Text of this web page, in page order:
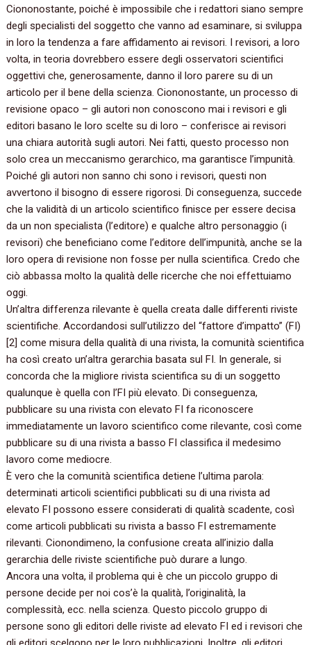
‬Ciononostante,‭ ‬poiché è impossibile che i redattori siano sempre
degli specialisti del soggetto che vanno ad esaminare,‭ ‬si sviluppa
in loro la tendenza a fare affidamento ai revisori.‭ ‬I revisori,‭ ‬a loro
volta,‭ ‬in teoria dovrebbero essere degli osservatori scientifici
oggettivi che,‭ ‬generosamente,‭ ‬danno il loro parere su di un
articolo per il bene della scienza.‭ ‬Ciononostante,‭ ‬un processo di
revisione opaco‭ – ‬gli autori non conoscono mai i revisori e gli
editori basano le loro scelte su di loro‭ – ‬conferisce ai revisori
una chiara autorità sugli autori.‭ ‬Nei fatti,‭ ‬questo processo non
solo crea un meccanismo gerarchico,‭ ‬ma garantisce l’impunità.
Poiché gli autori non sanno chi sono i revisori,‭ ‬questi non
avvertono il bisogno di essere rigorosi.‭ ‬Di conseguenza,‭ ‬succede
che la validità di un articolo scientifico finisce per essere decisa
da un non specialista‭ (‬l’editore‭) ‬e qualche altro personaggio‭ (‬i
revisori‭) ‬che beneficiano come l’editore dell’impunità,‭ ‬anche se la
loro opera di revisione non fosse per nulla scientifica.‭ ‬Credo che
ciò abbassa molto la qualità delle ricerche che noi effettuiamo
oggi.
Un’altra differenza rilevante è quella creata dalle differenti riviste
scientifiche.‭ ‬Accordandosi sull’utilizzo del‭ “‬fattore d’impatto‭” (‬FI‭)
[‬2‭] ‬come misura della qualità di una rivista,‭ ‬la comunità scientifica
ha così creato un’altra gerarchia basata sul FI.‭ ‬In generale,‭ ‬si
concorda che la migliore rivista scientifica su di un soggetto
qualunque è quella con l’FI più elevato.‭ ‬Di conseguenza,‭
‬pubblicare su una rivista con elevato FI fa riconoscere
immediatamente un lavoro scientifico come rilevante,‭ ‬così come
pubblicare su di una rivista a basso FI classifica il medesimo
lavoro come mediocre.
È vero che la comunità scientifica detiene l’ultima parola:‭
‬determinati articoli scientifici pubblicati su di una rivista ad
elevato FI possono essere considerati di qualità scadente,‭ ‬così
come articoli pubblicati su rivista a basso FI estremamente
rilevanti.‭ ‬Cionondimeno,‭ ‬la confusione creata all’inizio dalla
gerarchia delle riviste scientifiche può durare a lungo.
Ancora una volta,‭ ‬il problema qui è che un piccolo gruppo di
persone decide per noi cos’è la qualità,‭ ‬l’originalità,‭ ‬la
complessità,‭ ‬ecc.‭ ‬nella scienza.‭ ‬Questo piccolo gruppo di
persone sono gli editori delle riviste ad elevato FI ed i revisori che